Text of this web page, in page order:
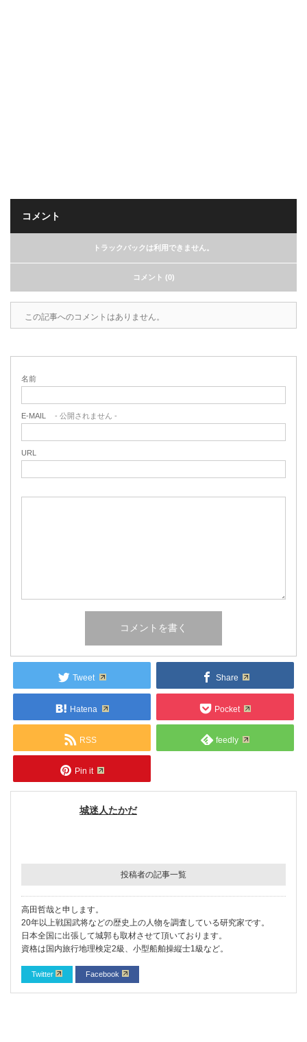
コメント
トラックバックは利用できません。
コメント (0)
この記事へのコメントはありません。
名前
E-MAIL - 公開されません -
URL
Tweet Share
Hatena Pocket
RSS feedly
Pin it
城迷人たかだ
投稿者の記事一覧
高田哲哉と申します。
20年以上戦国武将などの歴史上の人物を調査している研究家です。
日本全国に出張して城郭も取材させて頂いております。
資格は国内旅行地理検定2級、小型船舶操縦士1級など。
Twitter Facebook